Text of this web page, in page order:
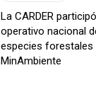
La CARDER
operativo nacional
especies
MinAmbiente